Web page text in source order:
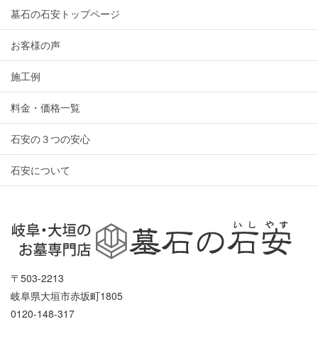
墓石の石安トップページ
お客様の声
施工例
料金・価格一覧
石安の３つの安心
石安について
〒503-2213
岐阜県大垣市赤坂町1805
0120-148-317